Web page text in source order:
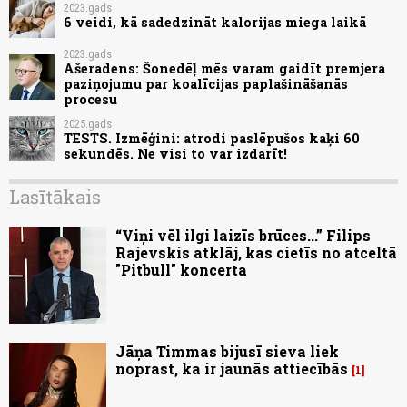
2023.gads
6 veidi, kā sadedzināt kalorijas miega laikā
2023.gads
Ašeradens: Šonedēļ mēs varam gaidīt premjera
paziņojumu par koalīcijas paplašināšanās
procesu
2025.gads
TESTS. Izmēģini: atrodi paslēpušos kaķi 60
sekundēs. Ne visi to var izdarīt!
Lasītākais
“Viņi vēl ilgi laizīs brūces...” Filips
Rajevskis atklāj, kas cietīs no atceltā
"Pitbull" koncerta
Jāņa Timmas bijusī sieva liek
noprast, ka ir jaunās attiecībās
1